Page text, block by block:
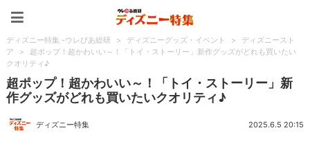
ディズニー特集 -ウレぴあ総研 > ディズニーグッズ・イベント >
ディズニースト
ア
>
超ポップ！超かわいい～！「トイ・ストーリー」新作グッズがどれも買いたい
クオリティ♪
超ポップ！超かわいい～！「トイ・ストーリー」新
作グッズがどれも買いたいクオリティ♪
ディズニー特集 2025.6.5 20:15